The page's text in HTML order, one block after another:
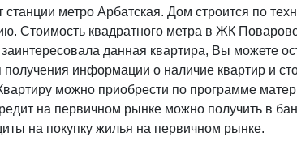
метро Арбатская. Дом строится по
Стоимость квадратного метра в ЖК
данная квартира, Вы можете
информации о наличие квартир и
можно приобрести по программе
на первичном рынке можно получить в
на покупку жилья на первичном рынке.